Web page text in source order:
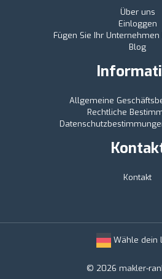
Über uns
Einloggen
Fügen Sie Ihr
Blog
Allgemeine
Rechtliche
Kontakt
Wähle dein
© 2026 makler-